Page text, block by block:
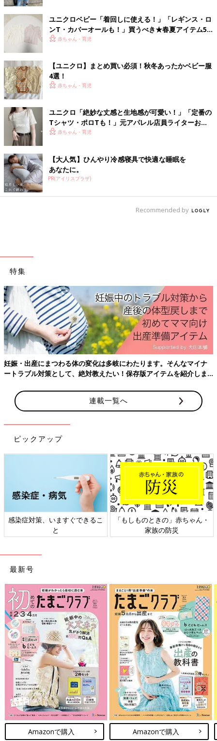
今回こちらのリラックスフィットTシャツをゲットしたMisaさ
ん。黒以外の4色をまとめ買いしたそうですよ。セールで390円
という破格なのも嬉しいポイント。これならまとめ買いしちゃう
イラストも袖も可愛い！キキララTシャツ
出典：Instagramアカウント「ynt__291531」
ynt__291531さんはこちらのTシャツを購入。娘さんの来年用に
と買ったそうですよ。キキララのイラストが優しい雰囲気に。夏
らしい印象も素敵ですね。
キレイなブルー！メガネ刺繍Tシャツ
出典：Instagramアカウント「ami_o216」
AmiさんはこちらのブルーのTシャツをゲット！息子さんにと購
入されたようで、790円から390円とお買い得になっていたそう
ですよ。メガネのポイント刺繍も可愛らしいですね。
どれもシンプルで着回しできそうなTシャツばかりでしたね。ユ
ニクロのTシャツはセールになっていることも多いようなので、
ぜひチェックしてみてくださいね。
(文・水川ちさ)
※記事内容でご紹介している投稿、リンク先は、削除される場合
ユニクロベビー「着回しに使える！」「レギンス・ロ
ンT・カバーオールも！」買うべき★春夏アイテム5
選 赤ちゃん・育児
【ユニクロ】まとめ買い必須！秋冬あったかベビー服
4選！
赤ちゃん・育児
ユニクロ「絶妙な丈感と生地感が可愛い！」「定番の
Tシャツ・ポロTも！」元アパレル店員ライターおす
すめ★あか抜けトップス5選
赤ちゃん・育児
【大人気】ひんやり冷感寝具で快適な睡眠を
あなたに。
PR(アイリスプラザ)
Recommended by
特集
妊娠・出産にまつわる体の変化は多岐にわたります。そんなマイナ
ートラブル対策として、絶対教えたい！保存版アイテムを紹介しま
連載一覧へ
ピックアップ
感染症対策、いますぐできるこ
と
「もしものときの」赤ちゃん・
家族の防災
最新号
Amazonで購入 Amazonで購入